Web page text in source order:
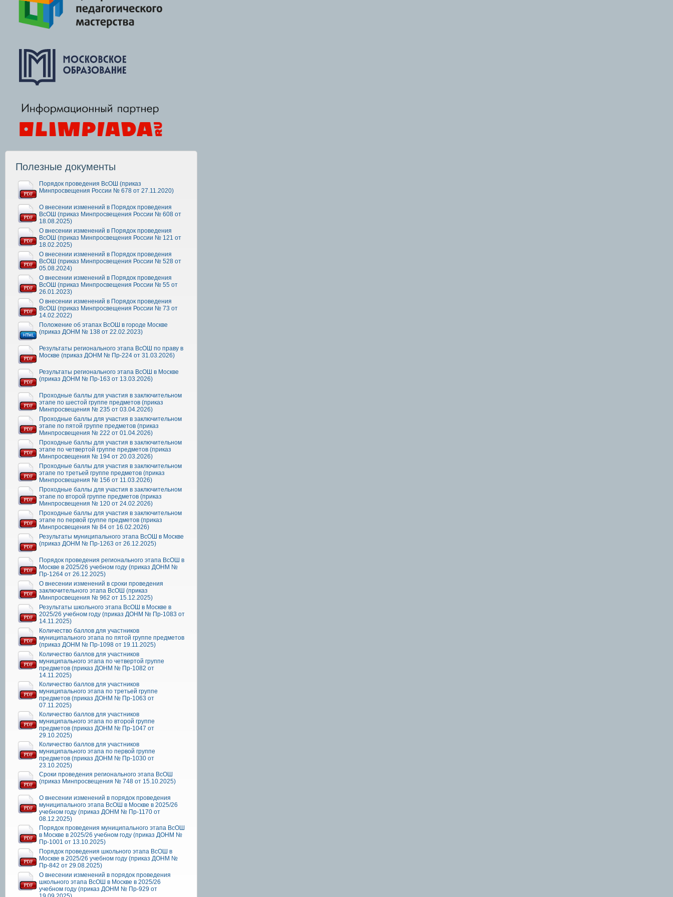
Полезные документы
Порядок проведения ВсОШ (приказ
Минпросвещения России № 678 от 27.11.2020)
О внесении изменений в Порядок проведения
ВсОШ (приказ Минпросвещения России № 608 от
18.08.2025)
О внесении изменений в Порядок проведения
ВсОШ (приказ Минпросвещения России № 121 от
18.02.2025)
О внесении изменений в Порядок проведения
ВсОШ (приказ Минпросвещения России № 528 от
05.08.2024)
О внесении изменений в Порядок проведения
ВсОШ (приказ Минпросвещения России № 55 от
26.01.2023)
О внесении изменений в Порядок проведения
ВсОШ (приказ Минпросвещения России № 73 от
14.02.2022)
Положение об этапах ВсОШ в городе Москве
(приказ ДОНМ № 138 от 22.02.2023)
Результаты регионального этапа ВсОШ по праву в
Москве (приказ ДОНМ № Пр-224 от 31.03.2026)
Результаты регионального этапа ВсОШ в Москве
(приказ ДОНМ № Пр-163 от 13.03.2026)
Проходные баллы для участия в заключительном
этапе по шестой группе предметов (приказ
Минпросвещения № 235 от 03.04.2026)
Проходные баллы для участия в заключительном
этапе по пятой группе предметов (приказ
Минпросвещения № 222 от 01.04.2026)
Проходные баллы для участия в заключительном
этапе по четвертой группе предметов (приказ
Минпросвещения № 194 от 20.03.2026)
Проходные баллы для участия в заключительном
этапе по третьей группе предметов (приказ
Минпросвещения № 156 от 11.03.2026)
Проходные баллы для участия в заключительном
этапе по второй группе предметов (приказ
Минпросвещения № 120 от 24.02.2026)
Проходные баллы для участия в заключительном
этапе по первой группе предметов (приказ
Минпросвещения № 84 от 16.02.2026)
Результаты муниципального этапа ВсОШ в Москве
(приказ ДОНМ № Пр-1263 от 26.12.2025)
Порядок проведения регионального этапа ВсОШ в
Москве в 2025/26 учебном году (приказ ДОНМ №
Пр-1264 от 26.12.2025)
О внесении изменений в сроки проведения
заключительного этапа ВсОШ (приказ
Минпросвещения № 962 от 15.12.2025)
Результаты школьного этапа ВсОШ в Москве в
2025/26 учебном году (приказ ДОНМ № Пр-1083 от
14.11.2025)
Количество баллов для участников
муниципального этапа по пятой группе предметов
(приказ ДОНМ № Пр-1098 от 19.11.2025)
Количество баллов для участников
муниципального этапа по четвертой группе
предметов (приказ ДОНМ № Пр-1082 от
14.11.2025)
Количество баллов для участников
муниципального этапа по третьей группе
предметов (приказ ДОНМ № Пр-1063 от
07.11.2025)
Количество баллов для участников
муниципального этапа по второй группе
предметов (приказ ДОНМ № Пр-1047 от
29.10.2025)
Количество баллов для участников
муниципального этапа по первой группе
предметов (приказ ДОНМ № Пр-1030 от
23.10.2025)
Сроки проведения регионального этапа ВсОШ
(приказ Минпросвещения № 748 от 15.10.2025)
О внесении изменений в порядок проведения
муниципального этапа ВсОШ в Москве в 2025/26
учебном году (приказ ДОНМ № Пр-1170 от
08.12.2025)
Порядок проведения муниципального этапа ВсОШ
в Москве в 2025/26 учебном году (приказ ДОНМ №
Пр-1001 от 13.10.2025)
Порядок проведения школьного этапа ВсОШ в
Москве в 2025/26 учебном году (приказ ДОНМ №
Пр-842 от 29.08.2025)
О внесении изменений в порядок проведения
школьного этапа ВсОШ в Москве в 2025/26
учебном году (приказ ДОНМ № Пр-929 от